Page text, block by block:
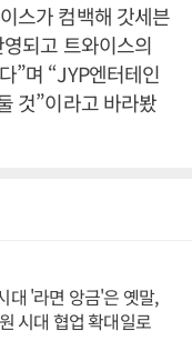
스가 컴백해 갓세븐
되고 트와이스의
”며 “JYP엔터테인
것”이라고 바라봤
대 '라면 앙금'은 옛말,
시대 협업 확대일로